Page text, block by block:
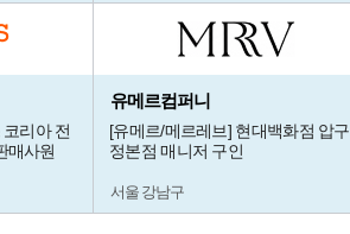
리아 전
매사원
유메르컴퍼니
[유메르/메르레브] 현대백화점 압구
정본점 매니저 구인
서울 강남구